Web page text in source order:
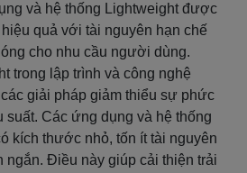
và hệ thống Lightweight được
quả với tài nguyên hạn chế
cho nhu cầu người dùng.
trong lập trình và công nghệ
giải pháp giảm thiểu sự phức
suất. Các ứng dụng và hệ thống
kích thước nhỏ, tốn ít tài nguyên
ngắn. Điều này giúp cải thiện trải